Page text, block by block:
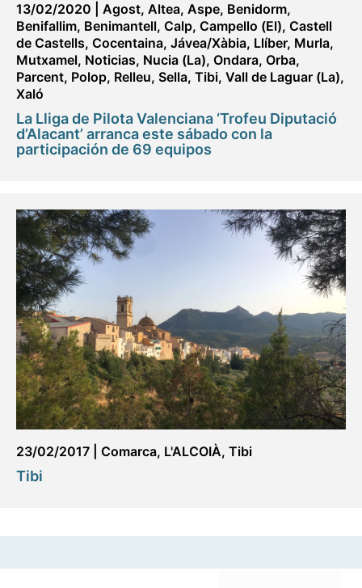
13/02/2020 Agost, Altea, Aspe, Benidorm,
Benifallim, Benimantell, Calp, Campello (El), Castell
de Castells, Cocentaina, Jávea/Xàbia, Llíber, Murla,
Mutxamel, Noticias, Nucia (La), Ondara, Orba,
Parcent, Polop, Relleu, Sella, Tibi, Vall de Laguar (La),
Xaló
La Lliga de Pilota Valenciana ‘Trofeu Diputació
d’Alacant’ arranca este sábado con la
participación de 69 equipos
23/02/2017 Comarca, L'ALCOIÀ, Tibi
Tibi